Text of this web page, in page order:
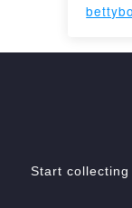
Start collecting